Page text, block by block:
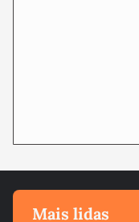
Mais lidas